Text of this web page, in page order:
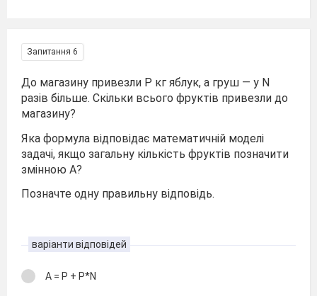
Запитання 6
До магазину привезли Р кг яблук, а груш — у N
разів більше. Скільки всього фруктів привезли до
магазину?
Яка формула відповідає математичній моделі
задачі, якщо загальну кількість фруктів позначити
змінною А?
Позначте одну правильну відповідь.
варіанти відповідей
A = P + P*N